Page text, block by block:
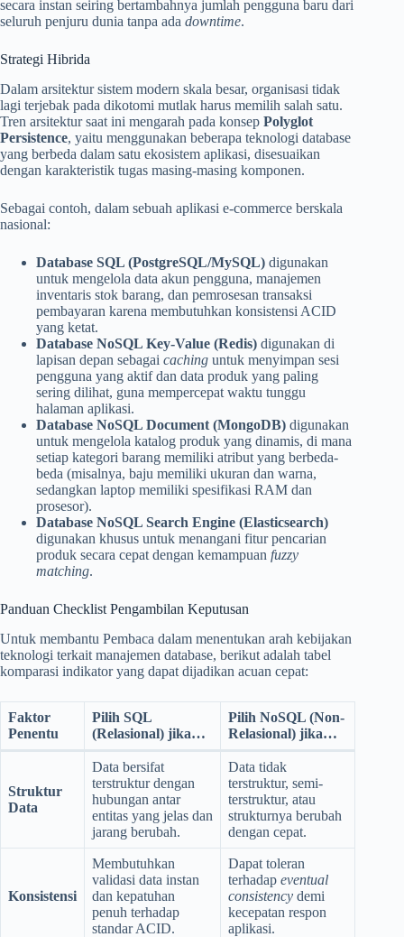
secara instan seiring bertambahnya jumlah pengguna baru dari
seluruh penjuru dunia tanpa ada downtime.
Strategi Hibrida
Dalam arsitektur sistem modern skala besar, organisasi tidak
lagi terjebak pada dikotomi mutlak harus memilih salah satu.
Tren arsitektur saat ini mengarah pada konsep Polyglot
Persistence, yaitu menggunakan beberapa teknologi database
yang berbeda dalam satu ekosistem aplikasi, disesuaikan
dengan karakteristik tugas masing-masing komponen.
Sebagai contoh, dalam sebuah aplikasi e-commerce berskala
nasional:
Database SQL (PostgreSQL/MySQL) digunakan
untuk mengelola data akun pengguna, manajemen
inventaris stok barang, dan pemrosesan transaksi
pembayaran karena membutuhkan konsistensi ACID
yang ketat.
Database NoSQL Key-Value (Redis) digunakan di
lapisan depan sebagai caching untuk menyimpan sesi
pengguna yang aktif dan data produk yang paling
sering dilihat, guna mempercepat waktu tunggu
halaman aplikasi.
Database NoSQL Document (MongoDB) digunakan
untuk mengelola katalog produk yang dinamis, di mana
setiap kategori barang memiliki atribut yang berbeda-
beda (misalnya, baju memiliki ukuran dan warna,
sedangkan laptop memiliki spesifikasi RAM dan
prosesor).
Database NoSQL Search Engine (Elasticsearch)
digunakan khusus untuk menangani fitur pencarian
produk secara cepat dengan kemampuan fuzzy
matching.
Panduan Checklist Pengambilan Keputusan
Untuk membantu Pembaca dalam menentukan arah kebijakan
teknologi terkait manajemen database, berikut adalah tabel
komparasi indikator yang dapat dijadikan acuan cepat:
Faktor
Penentu
Pilih SQL
(Relasional) jika…
Pilih NoSQL (Non-
Relasional) jika…
Struktur
Data
Data bersifat
terstruktur dengan
hubungan antar
entitas yang jelas dan
jarang berubah.
Data tidak
terstruktur, semi-
terstruktur, atau
strukturnya berubah
dengan cepat.
Konsistensi
Membutuhkan
validasi data instan
dan kepatuhan
penuh terhadap
standar ACID.
Dapat toleran
terhadap eventual
consistency demi
kecepatan respon
aplikasi.